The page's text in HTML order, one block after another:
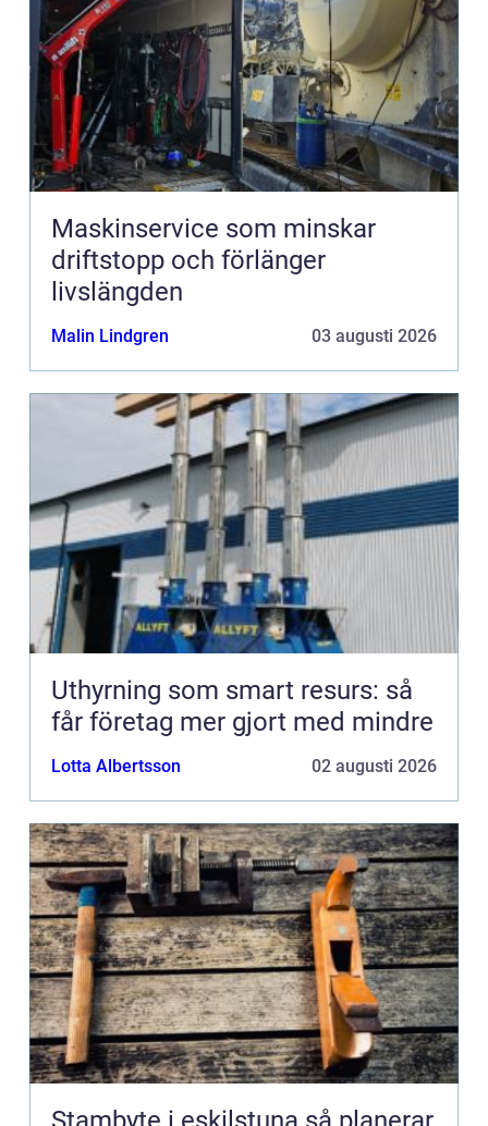
Maskinservice som minskar
driftstopp och förlänger
livslängden
Malin Lindgren 03 augusti 2026
Uthyrning som smart resurs: så
får företag mer gjort med mindre
Lotta Albertsson 02 augusti 2026